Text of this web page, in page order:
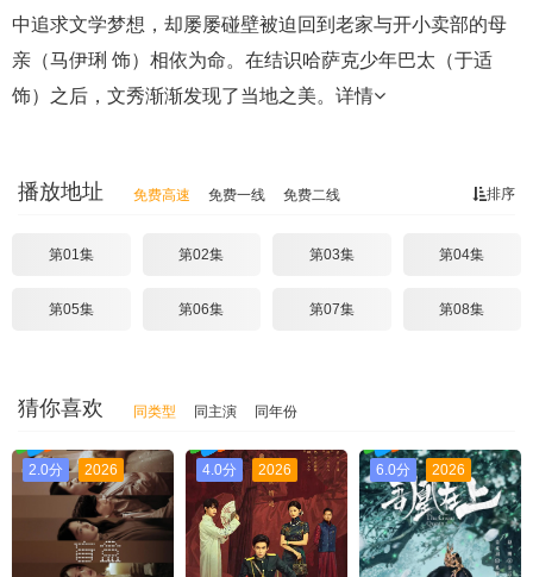
中追求文学梦想，却屡屡碰壁被迫回到老家与开小卖部的母
亲（马伊琍 饰）相依为命。在结识哈萨克少年巴太（于适
饰）之后，文秀渐渐发现了当地之美。 详情
排序
播放地址 免费高速 免费一线 免费二线
第01集 第02集 第03集 第04集
第05集 第06集 第07集 第08集
猜你喜欢 同类型 同主演 同年份
2.0分 2026 4.0分 2026 6.0分 2026